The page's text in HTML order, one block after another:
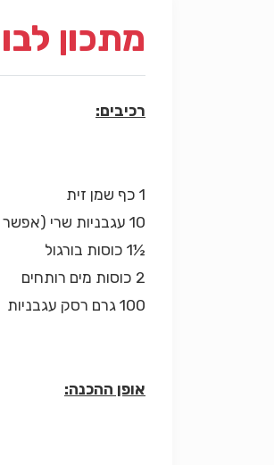
מתכון
רכיבים:
1 כף שמן זית
10 עגבניות שרי (אפשר יותר)
½1 כוסות בורגול
2 כוסות מים רותחים
100 גרם רסק עגבניות
אופן ההכנה: